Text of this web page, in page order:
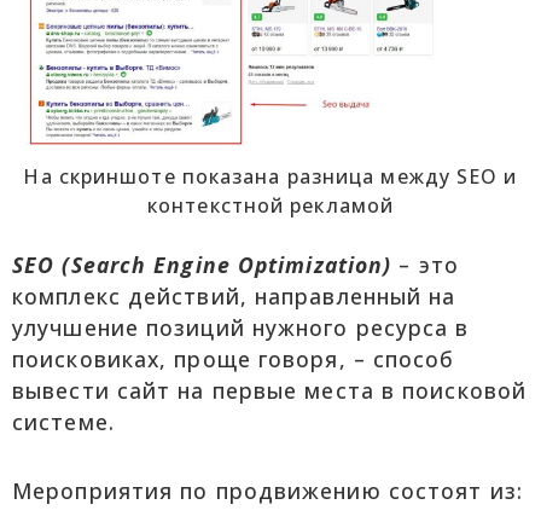
На скриншоте показана разница между SEO и
контекстной рекламой
SEO (Search Engine Optimization) – это
комплекс действий, направленный на
улучшение позиций нужного ресурса в
поисковиках, проще говоря, – способ
вывести сайт на первые места в поисковой
системе.
Мероприятия по продвижению состоят из: